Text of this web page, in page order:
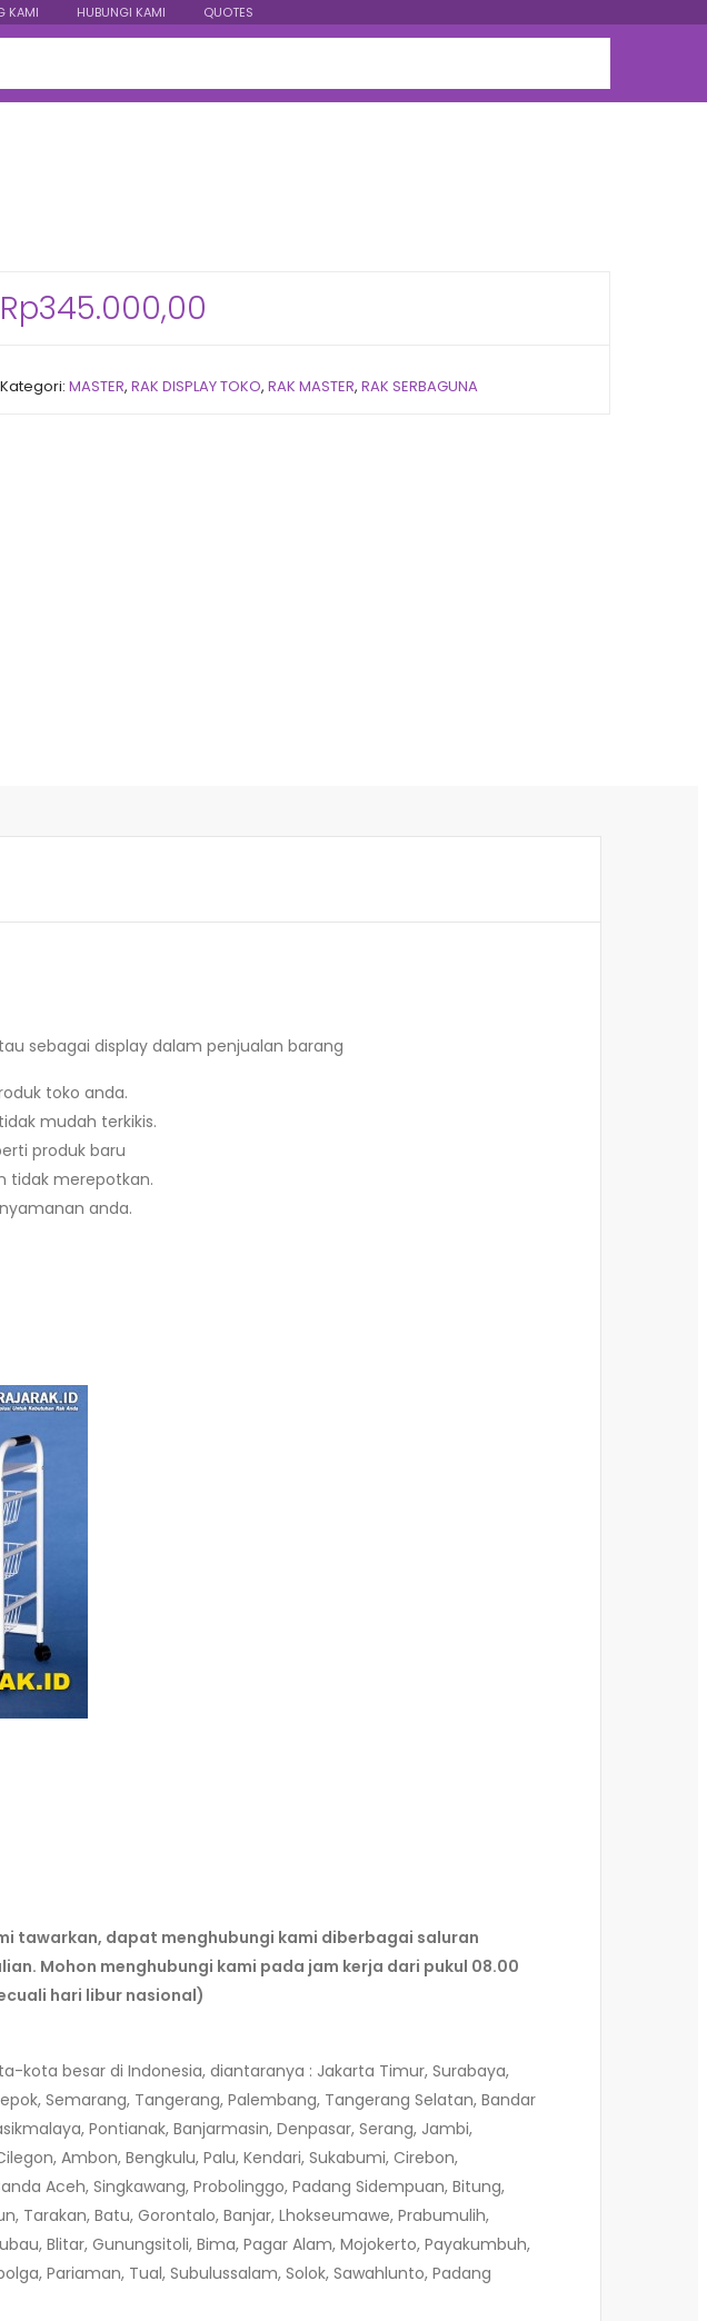
KAMI HUBUNGI KAMI QUOTES
Rp345.000,00
Kategori: MASTER, RAK DISPLAY TOKO, RAK MASTER, RAK SERBAGUNA
sebagai display dalam penjualan barang
toko anda.
mudah terkikis.
produk baru
tidak merepotkan.
anda.
tawarkan, dapat menghubungi kami diberbagai saluran
Mohon menghubungi kami pada jam kerja dari pukul 08.00
hari libur nasional)
kota besar di Indonesia, diantaranya : Jakarta Timur, Surabaya,
Semarang, Tangerang, Palembang, Tangerang Selatan, Bandar
Pontianak, Banjarmasin, Denpasar, Serang, Jambi,
Ambon, Bengkulu, Palu, Kendari, Sukabumi, Cirebon,
Aceh, Singkawang, Probolinggo, Padang Sidempuan, Bitung,
Tarakan, Batu, Gorontalo, Banjar, Lhokseumawe, Prabumulih,
Blitar, Gunungsitoli, Bima, Pagar Alam, Mojokerto, Payakumbuh,
Pariaman, Tual, Subulussalam, Solok, Sawahlunto, Padang